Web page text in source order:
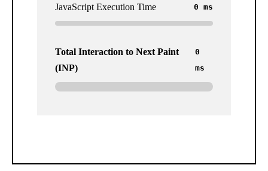
JavaScript Execution Time
0 ms
Total Interaction to Next Paint
(INP)
0
ms